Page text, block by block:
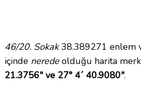
46/20. Sokak38.389271 enlem
içinde neredeolduğu harita
21.3756" ve 27° 4´ 40.9080".